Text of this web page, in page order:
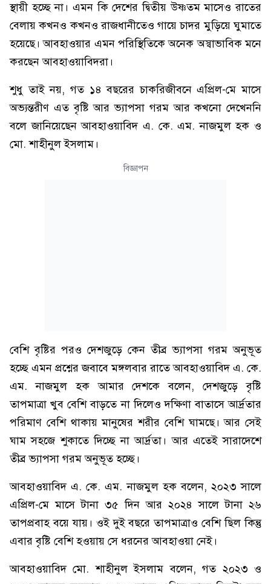
স্থায়ী হচ্ছে না। এমন কি দেশের দ্বিতীয় উষ্ণতম মাসেও রাতের
বেলায় কখনও কখনও রাজধানীতেও গায়ে চাদর মুড়িয়ে ঘুমাতে
হয়েছে। আবহাওয়ার এমন পরিস্থিতিকে অনেক অস্বাভাবিক মনে
করছেন আবহাওয়াবিদরা।
শুধু তাই নয়, গত ১৪ বছরের চাকরিজীবনে এপ্রিল-মে মাসে
অভ্যন্তরীণ এত বৃষ্টি আর ভ্যাপসা গরম আর কখনো দেখেননি
বলে জানিয়েছেন আবহাওয়াবিদ এ. কে. এম. নাজমুল হক ও
মো. শাহীনুল ইসলাম।
বিজ্ঞাপন
বেশি বৃষ্টির পরও দেশজুড়ে কেন তীব্র ভ্যাপসা গরম অনুভূত
হচ্ছে এমন প্রশ্নের জবাবে মঙ্গলবার রাতে আবহাওয়াবিদ এ. কে.
এম. নাজমুল হক আমার দেশকে বলেন, দেশজুড়ে বৃষ্টি
তাপমাত্রা খুব বেশি বাড়তে না দিলেও দক্ষিণা বাতাসে আর্দ্রতার
পরিমাণ বেশি থাকায় মানুষের শরীর বেশি ঘামছে। আর সেই
ঘাম সহজে শুকাতে দিচ্ছে না আর্দ্রতা। আর এতেই সারাদেশে
তীব্র ভ্যাপসা গরম অনুভূত হচ্ছে।
আবহাওয়াবিদ এ. কে. এম. নাজমুল হক বলেন, ২০২৩ সালে
এপ্রিল-মে মাসে টানা ৩৫ দিন আর ২০২৪ সালে টানা ২৬
তাপপ্রবাহ বয়ে যায়। ওই দুই বছরে তাপমাত্রাও বেশি ছিল কিন্তু
এবার বৃষ্টি বেশি হওয়ায় সে ধরনের আবহাওয়া নেই।
আবহাওয়াবিদ মো. শাহীনুল ইসলাম বলেন, গত ২০২৩ ও